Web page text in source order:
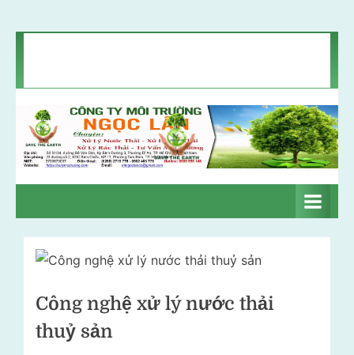
content
n
t
y
lý
thải
–
Xử
thải
Công nghệ xử lý nước thải
thuỷ sản